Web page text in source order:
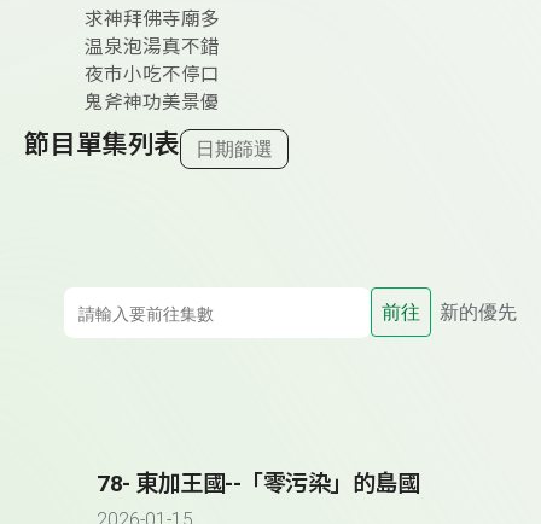
求神拜佛寺廟多
温泉泡湯真不錯
夜巿小吃不停口
鬼斧神功美景優
節目單集列表 日期篩選
前往 新的優先
78- 東加王國--「零污染」的島國